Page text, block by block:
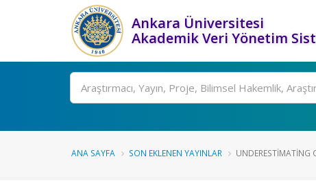
Ankara Üniversitesi
Akademik Veri Yönetim
Ara
ANA SAYFA SON EKLENEN YAYINLAR UNDERESTIMATING